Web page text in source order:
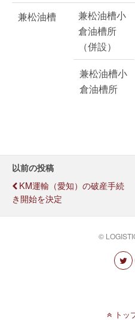
兼松油槽
兼松油槽小
倉油槽所
（併設）
兼松油槽小
倉油槽所
以前の投稿
KM運輸（愛知）の破産手続
き開始を決定
©
トッ